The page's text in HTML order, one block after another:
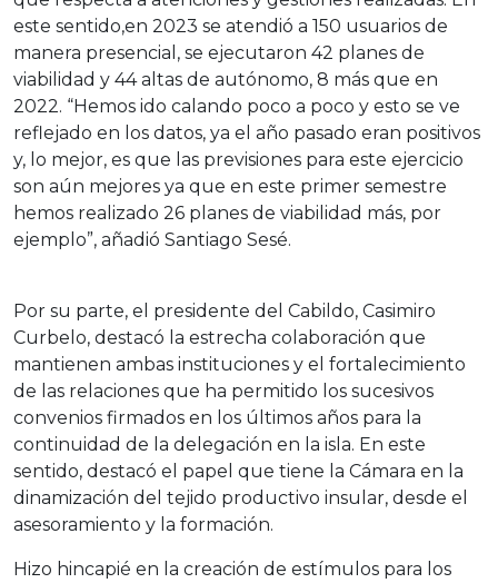
este sentido,en 2023 se atendió a 150 usuarios de
manera presencial, se ejecutaron 42 planes de
viabilidad y 44 altas de autónomo, 8 más que en
2022. “Hemos ido calando poco a poco y esto se ve
reflejado en los datos, ya el año pasado eran positivos
y, lo mejor, es que las previsiones para este ejercicio
son aún mejores ya que en este primer semestre
hemos realizado 26 planes de viabilidad más, por
ejemplo”, añadió Santiago Sesé.
Por su parte, el presidente del Cabildo, Casimiro
Curbelo, destacó la estrecha colaboración que
mantienen ambas instituciones y el fortalecimiento
de las relaciones que ha permitido los sucesivos
convenios firmados en los últimos años para la
continuidad de la delegación en la isla. En este
sentido, destacó el papel que tiene la Cámara en la
dinamización del tejido productivo insular, desde el
asesoramiento y la formación.
Hizo hincapié en la creación de estímulos para los